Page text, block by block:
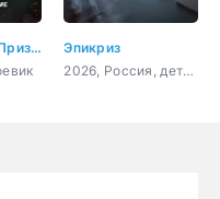
Джек Райан: Призрачная война
Эпикриз
2026, Россия, детектив, драма